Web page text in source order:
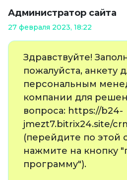
Администратор сайта
27 февраля 2023, 18:22
Здравствуйте!
пожалуйста, анкету
персональным
компании для
вопроса: https://b24-
jmezt7.bitrix24.site/
(перейдите по этой
нажмите на кнопку
программу").